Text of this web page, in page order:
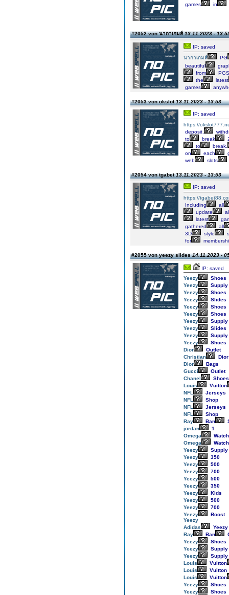
games in
#2052 von นากาเกมส์13.11.2023 -
IP: saved
นากาเกมส์
PG
beautiful
from
the
latest
games
#2053 von okslot13.11.2023 - 13:53
IP: saved
https://
deposit,
to
break
to
break.
on
each
web
slots
#2054 von tgabet13.11.2023 - 13:53
IP: saved
https://
Including
all
update
latest
gathered
all
3D
style
for
#2055 von yeezy slides14.11.2023 -
IP: saved
Yeezy
Shoes
Yeezy
Supply
Yeezy
Shoes
Yeezy
Slides
Yeezy
Shoes
Yeezy
Shoes
Yeezy
Supply
Yeezy
Slides
Yeezy
Supply
Yeezy
Shoes
Dior
Outlet
Christian
Dior
Dior
Bags
Gucci
Outlet
Chanel
Louis
Vuitton
NFL
Jerseys
NFL
Shop
NFL
Jerseys
NFL
Shop
Ray
Ban
jordan
1
Omega
Omega
Yeezy
Supply
Yeezy
350
Yeezy
500
Yeezy
700
Yeezy
500
Yeezy
350
Yeezy
Kids
Yeezy
500
Yeezy
700
Yeezy
Boost
Yeezy
Adidas
Yeezy
Ray
Ban
Yeezy
Shoes
Yeezy
Supply
Yeezy
Supply
Louis
Vuitton
Louis
Vuitton
Louis
Vuitton
Yeezy
Shoes
Yeezy
Shoes